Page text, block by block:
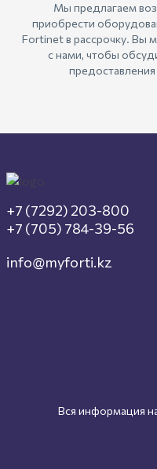
Мы предлагаем
приобрести
Fortinet в рассрочку. Вы
с нами, чтобы
предоставления
+7 (7292) 203-800
+7 (705) 784-39-56
info@myforti.kz
Вся информация